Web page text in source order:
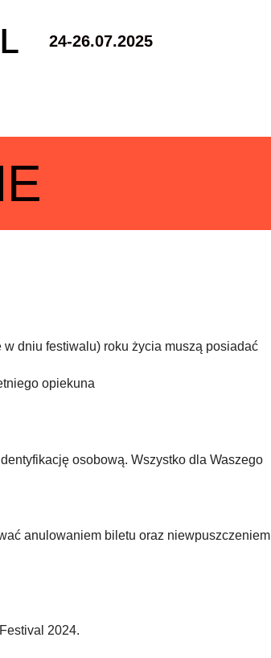
24-26.07.2025
dniu festiwalu) roku życia muszą posiadać
opiekuna
osobową. Wszystko dla Waszego
anulowaniem biletu oraz niewpuszczeniem
2024.